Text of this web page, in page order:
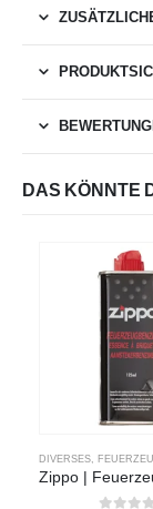
DAS KÖNNTE
DIVERSES